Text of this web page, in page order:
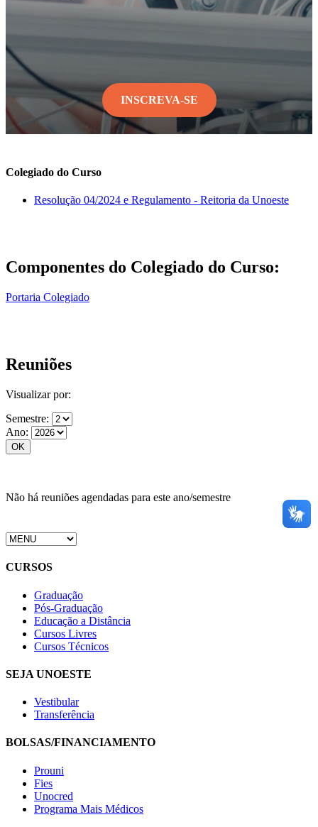
INSCREVA-SE
Colegiado do Curso
Resolução 04/2024 e Regulamento - Reitoria da Unoeste
Componentes do Colegiado do Curso:
Portaria Colegiado
Reuniões
Visualizar por:
Semestre:
Ano:
Não há reuniões agendadas para este ano/semestre
CURSOS
Graduação
Pós-Graduação
Educação a Distância
Cursos Livres
Cursos Técnicos
SEJA UNOESTE
Vestibular
Transferência
BOLSAS/FINANCIAMENTO
Prouni
Fies
Unocred
Programa Mais Médicos